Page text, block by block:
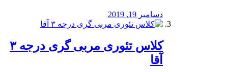
دسامبر 19, 2019
کلاس تئوری مربی گری درجه ۳
آقا